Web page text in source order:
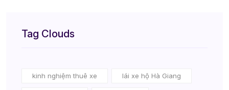
Tag Clouds
kinh nghiệm thuê xe lái xe hộ Hà Giang